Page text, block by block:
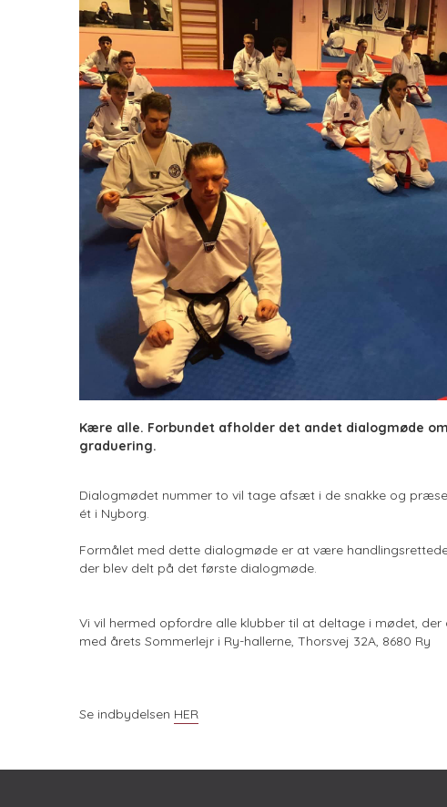
Kære alle. Forbundet afholder det andet dialogmøde
graduering.
Dialogmødet nummer to vil tage afsæt i de snakke og
ét i Nyborg.
Formålet med dette dialogmøde er at være
der blev delt på det første dialogmøde.
Vi vil hermed opfordre alle klubber til at deltage i mødet, der
med årets Sommerlejr i Ry-hallerne, Thorsvej 32A, 8680 Ry
Se indbydelsen HER